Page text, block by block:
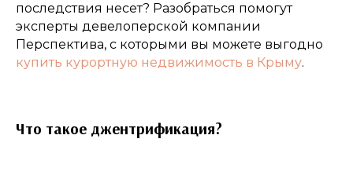
последствия несет? Разобраться помогут
эксперты девелоперской компании
Перспектива, с которыми вы можете выгодно
купить курортную недвижимость в Крыму.
Что такое джентрификация?